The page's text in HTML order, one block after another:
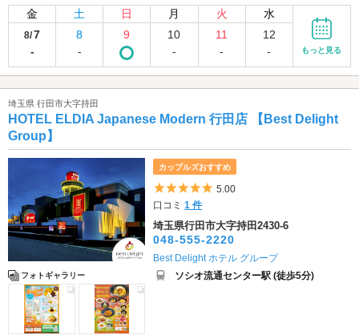
金
土 日 月 火 水
8/7
-
8
-
9
10
-
11
-
12
-
もっと見る
埼玉県 行田市大字持田
HOTEL ELDIA Japanese Modern 行田店 【Best Delight
Group】
フォトギャラリー
カップルズおすすめ
5つ星のうち5
5.00
口コミ1 件
埼玉県行田市大字持田2430-6
048-555-2220
Best Delight ホテル グループ
ソシオ流通センター駅 (徒歩5分)